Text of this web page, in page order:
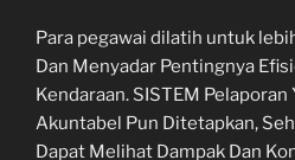
Para pegawai dilatih untuk
Dan Menyadar Pentingnya
Kendaraan. SISTEM Pelaporan
Akuntabel Pun Ditetapkan,
Dapat Melihat Dampak Dan